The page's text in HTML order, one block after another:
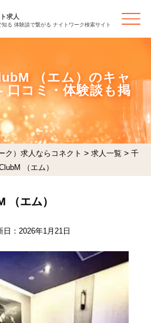
求人
知る 体験談で繋がる ナイトワーク検索サイト
（エム）のキャ
口コミ・体験談も掲
ク）求人ならコネクト > 求人一覧 > 千
（エム）
（エム）
日：2026年1月21日